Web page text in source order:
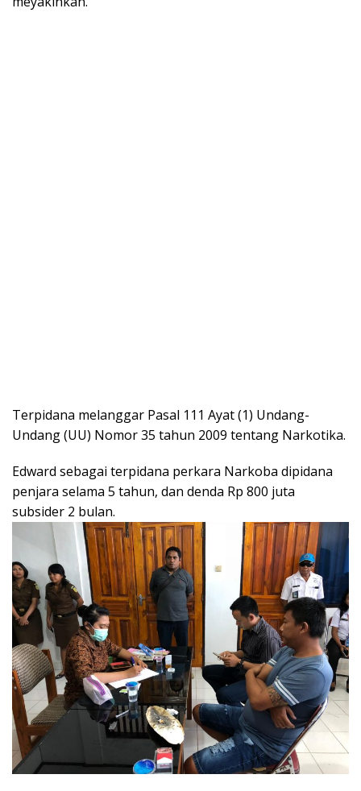
Terpidana melanggar Pasal 111 Ayat (1) Undang-
Undang (UU) Nomor 35 tahun 2009 tentang Narkotika.
Edward sebagai terpidana perkara Narkoba dipidana
penjara selama 5 tahun, dan denda Rp 800 juta
subsider 2 bulan.